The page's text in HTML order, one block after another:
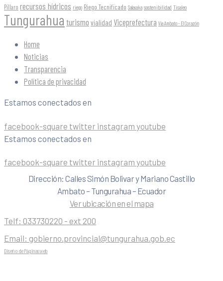
Píllaro recursos hídricos riego Riego Tecnificado Salasaka sostenibilidad Tisaleo
Tungurahua turismo vialidad Viceprefectura Vía Ambato - El Corazón
Home
Noticias
Transparencia
Política de privacidad
Estamos conectados en
facebook-square twitter instagram youtube
Estamos conectados en
facebook-square twitter instagram youtube
Dirección: Calles Simón Bolivar y Mariano Castillo
Ambato – Tungurahua – Ecuador
Ver ubicación en el mapa
Telf: 033730220 - ext 200
Email: gobierno.provincial@tungurahua.gob.ec
Diseño de Páginas web